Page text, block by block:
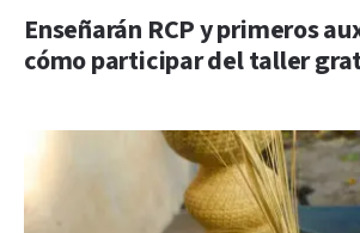
Enseñarán RCP y primeros
cómo participar del taller